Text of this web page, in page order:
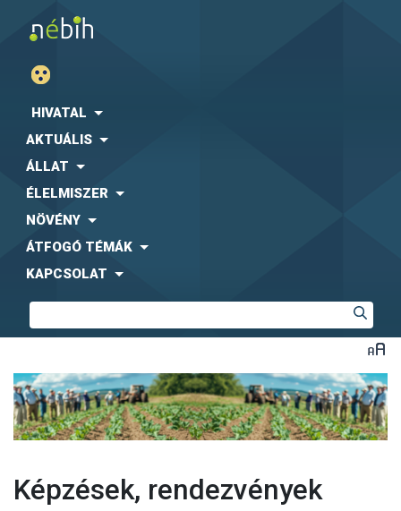
HIVATAL
AKTUÁLIS
ÁLLAT
ÉLELMISZER
NÖVÉNY
ÁTFOGÓ TÉMÁK
KAPCSOLAT
Képzések, rendezvények